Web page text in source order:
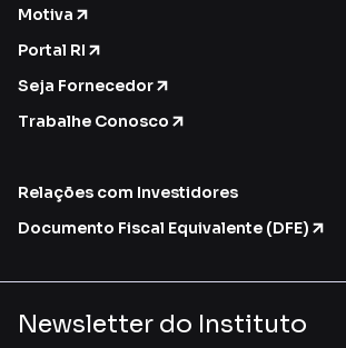
Motiva
Portal RI
Seja Fornecedor
Trabalhe Conosco
Relações com Investidores
Documento Fiscal Equivalente (DFE)
Newsletter do Instituto